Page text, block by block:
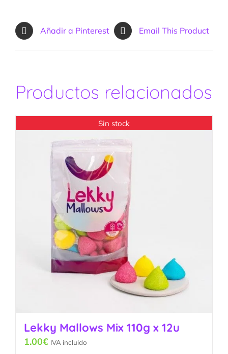
Añadir a Pinterest Email This Product
Productos relacionados
Sin stock
Lekky Mallows Mix 110g x 12u
1.00€ IVA incluido